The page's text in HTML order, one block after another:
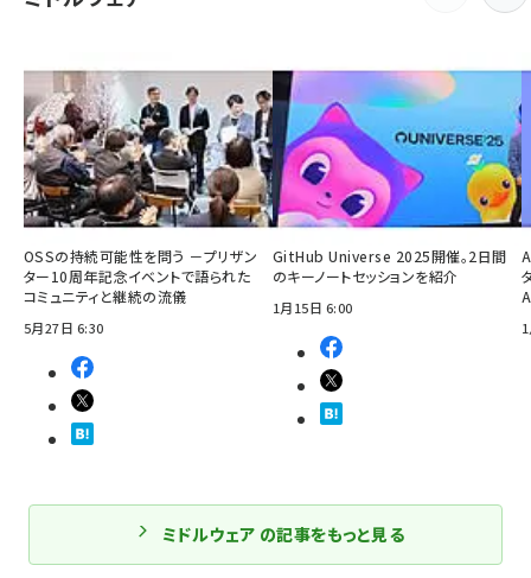
OSSの持続可能性を問う －プリザン
ター10周年記念イベントで語られた
コミュニティと継続の流儀
5月27日 6:30
GitHub Universe 2025開催。2日間
のキーノートセッションを紹介
1月15日 6:00
ミドルウェア の記事をもっと見る